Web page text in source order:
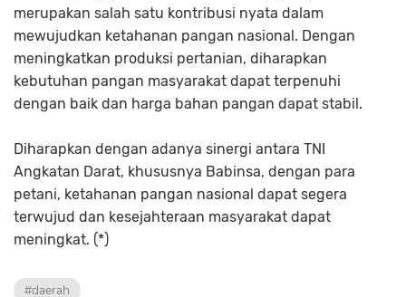
merupakan salah satu kontribusi nyata dalam
mewujudkan ketahanan pangan nasional. Dengan
meningkatkan produksi pertanian, diharapkan
kebutuhan pangan masyarakat dapat terpenuhi
dengan baik dan harga bahan pangan dapat stabil.
Diharapkan dengan adanya sinergi antara TNI
Angkatan Darat, khususnya Babinsa, dengan para
petani, ketahanan pangan nasional dapat segera
terwujud dan kesejahteraan masyarakat dapat
meningkat. (*)
#daerah